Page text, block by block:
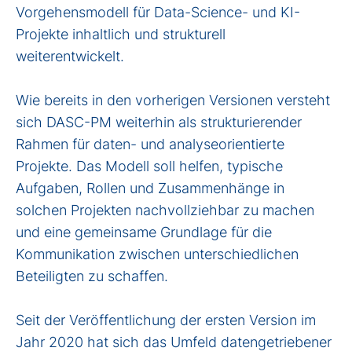
Vorgehensmodell für Data-Science- und KI-
Projekte inhaltlich und strukturell
weiterentwickelt.
Wie bereits in den vorherigen Versionen versteht
sich DASC-PM weiterhin als strukturierender
Rahmen für daten- und analyseorientierte
Projekte. Das Modell soll helfen, typische
Aufgaben, Rollen und Zusammenhänge in
solchen Projekten nachvollziehbar zu machen
und eine gemeinsame Grundlage für die
Kommunikation zwischen unterschiedlichen
Beteiligten zu schaffen.
Seit der Veröffentlichung der ersten Version im
Jahr 2020 hat sich das Umfeld datengetriebener